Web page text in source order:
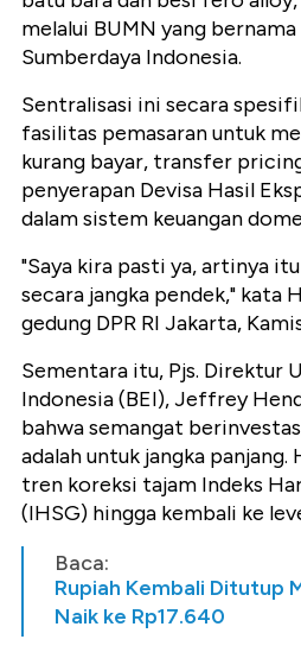
melalui BUMN yang
Sumberdaya Indonesia.
Sentralisasi ini secara
fasilitas pemasaran untuk
kurang bayar, transfer
penyerapan Devisa Hasil
dalam sistem keuangan
"Saya kira pasti ya, artinya
secara jangka pendek," kata
gedung DPR RI Jakarta,
Sementara itu, Pjs. Direktur
Indonesia (BEI), Jeffrey
bahwa semangat
adalah untuk jangka panjang.
tren koreksi tajam Indeks
(IHSG) hingga kembali ke
Baca:
Rupiah Kembali Ditutup
Naik ke Rp17.640